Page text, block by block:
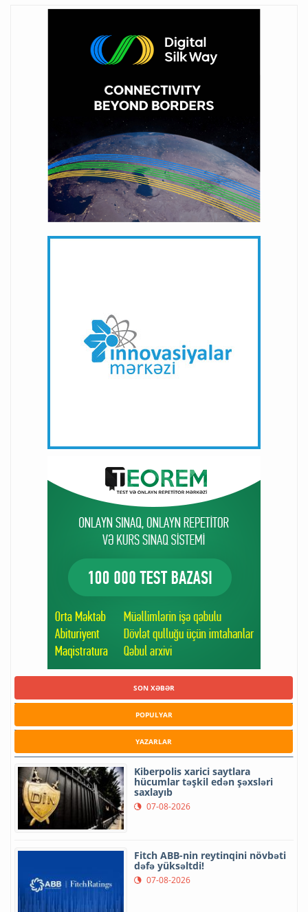
SON XƏBƏR
POPULYAR
YAZARLAR
Kiberpolis xarici saytlara
hücumlar təşkil edən şəxsləri
saxlayıb
07-08-2026
Fitch ABB-nin reytinqini növbəti
dəfə yüksəltdi!
07-08-2026